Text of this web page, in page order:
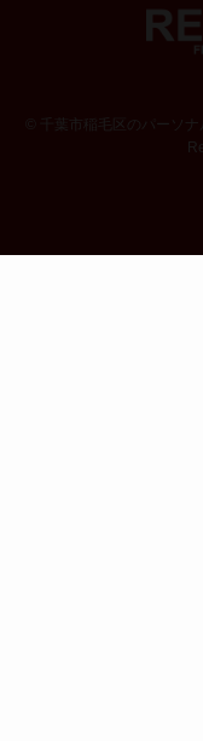
千葉市稲毛区のパーソ